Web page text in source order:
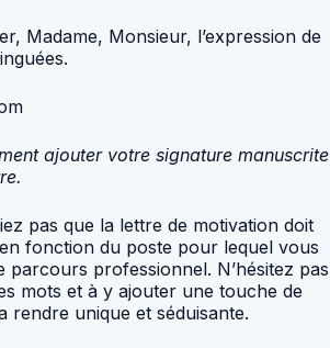
Madame, Monsieur, l’expression de
ajouter votre signature manuscrite
pas que la lettre de motivation doit
fonction du poste pour lequel vous
parcours professionnel. N’hésitez pas
mots et à y ajouter une touche de
rendre unique et séduisante.